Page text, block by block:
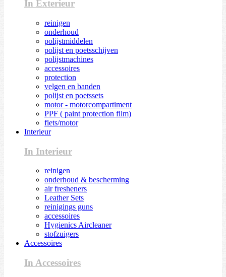
In Exterieur
reinigen
onderhoud
polijstmiddelen
polijst en poetsschijven
polijstmachines
accessoires
protection
velgen en banden
polijst en poetssets
motor - motorcompartiment
PPF ( paint protection film)
fiets/motor
Interieur
In Interieur
reinigen
onderhoud & bescherming
air fresheners
Leather Sets
reinigings guns
accessoires
Hygienics Aircleaner
stofzuigers
Accessoires
In Accessoires